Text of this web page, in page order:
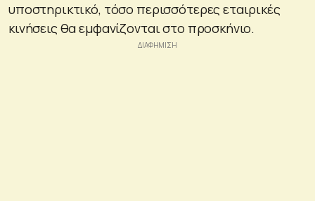
υποστηρικτικό, τόσο περισσότερες εταιρικές
κινήσεις θα εμφανίζονται στο προσκήνιο.